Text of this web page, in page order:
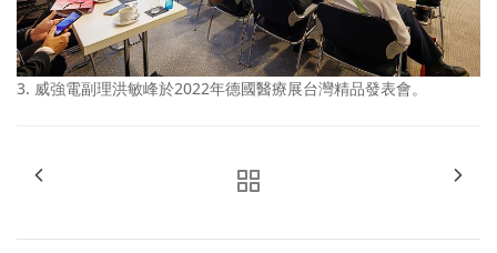
3. 威強電副理洪敏峰於2022年德國醫療展台灣精品發表會。